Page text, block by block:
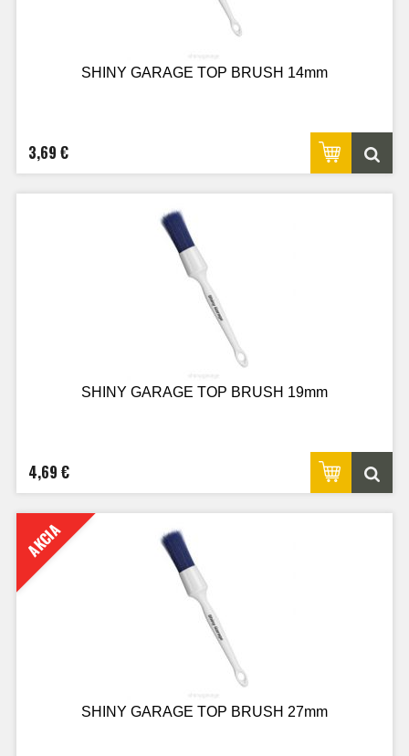
SHINY GARAGE TOP BRUSH 14mm
3,69 €
SHINY GARAGE TOP BRUSH 19mm
4,69 €
AKCIA
SHINY GARAGE TOP BRUSH 27mm